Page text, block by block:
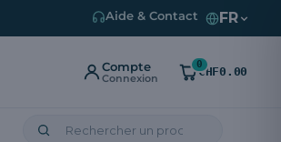
Aide & Contact FR
Compte
Connexion
0
CHF0.00